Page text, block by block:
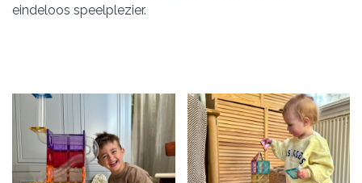
eindeloos speelplezier.